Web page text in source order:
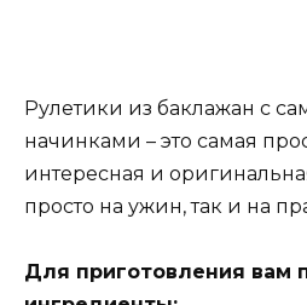
Рулетики из баклажан с
начинками – это самая
интересная и
просто на ужин, так и на
Для приготовления вам